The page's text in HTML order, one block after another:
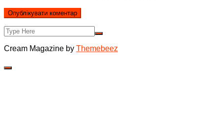
Cream Magazine by Themebeez